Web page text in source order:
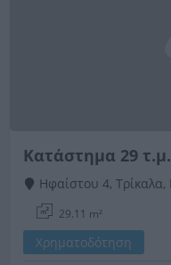
Κατάστημα 29 τ.μ.
Ηφαίστου 4,
29.11 m²
Χρηματοδότηση